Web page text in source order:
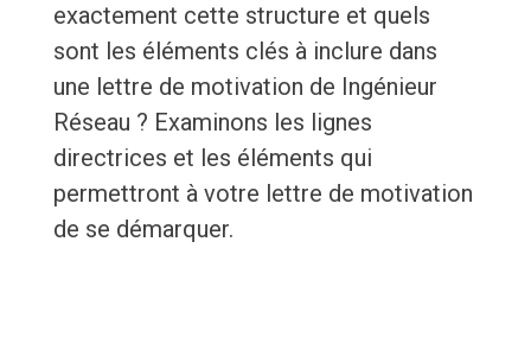
exactement cette structure et quels
sont les éléments clés à inclure dans
une lettre de motivation de Ingénieur
Réseau ? Examinons les lignes
directrices et les éléments qui
permettront à votre lettre de motivation
de se démarquer.